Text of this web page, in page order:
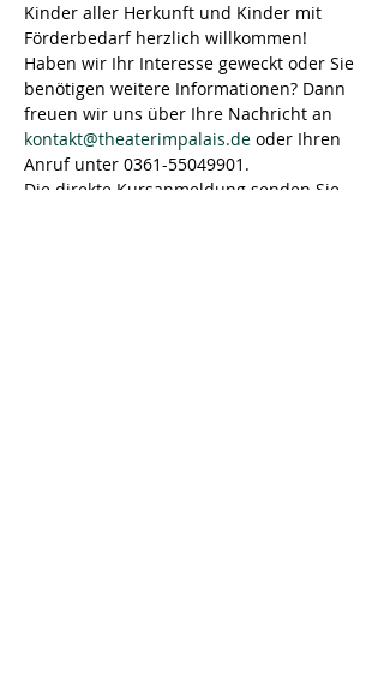
Kinder aller Herkunft und Kinder mit
Förderbedarf herzlich willkommen!
Haben wir Ihr Interesse geweckt oder Sie
benötigen weitere Informationen? Dann
freuen wir uns über Ihre Nachricht an
kontakt@theaterimpalais.de oder Ihren
Anruf unter 0361-55049901.
Die direkte Kursanmeldung senden Sie